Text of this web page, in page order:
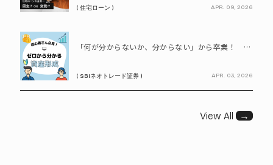
( 住宅ローン ) APR. 09, 2026
PR
「何が分からないか、分からない」から卒業！ SBIネオトレード証券で学ぶ、はじめての資産形成
( SBIネオトレード証券 ) APR. 03, 2026
View All →